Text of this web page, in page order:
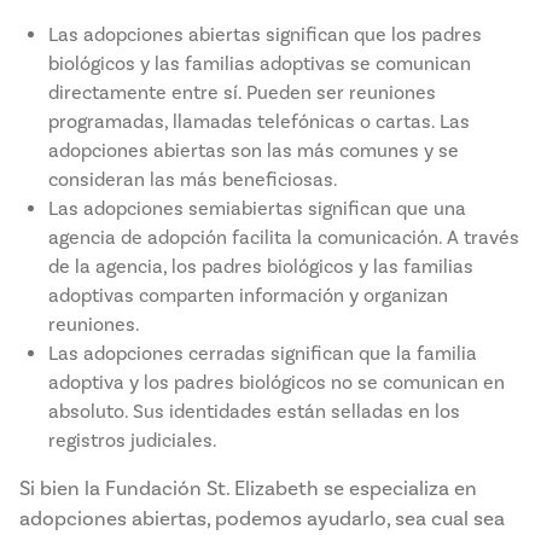
Las adopciones abiertas significan que los padres
biológicos y las familias adoptivas se comunican
directamente entre sí. Pueden ser reuniones
programadas, llamadas telefónicas o cartas. Las
adopciones abiertas son las más comunes y se
consideran las más beneficiosas.
Las adopciones semiabiertas significan que una
agencia de adopción facilita la comunicación. A través
de la agencia, los padres biológicos y las familias
adoptivas comparten información y organizan
reuniones.
Las adopciones cerradas significan que la familia
adoptiva y los padres biológicos no se comunican en
absoluto. Sus identidades están selladas en los
registros judiciales.
Si bien la Fundación St. Elizabeth se especializa en
adopciones abiertas, podemos ayudarlo, sea cual sea